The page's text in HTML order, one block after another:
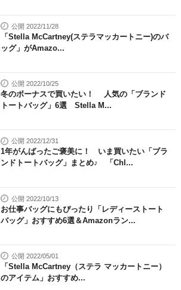
公開 2022/11/28
「Stella McCartney(ステラマッカートニー)のバ
ッグ」がAmazo...
公開 2022/10/25
冬のボーナスで買いたい！ 人気の「ブランド
トートバッグ」6選 Stella M...
公開 2022/12/31
1年がんばったご褒美に！ いま買いたい「ブラ
ンドトートバッグ」まとめ♪ 「Chl...
公開 2022/10/13
お仕事バッグにもぴったり「レディーストート
バッグ」おすすめ6選＆Amazonラン...
公開 2022/05/01
「Stella McCartney（ステラ マッカートニー）
のアイテム」おすすめ...